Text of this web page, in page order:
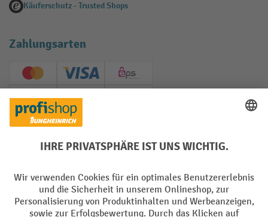
Käuferschutz - Trusted Shops
Zahlungsarten
Creditcard (Master)Creditcard (Visa)
EPS
PayPal
Soziale Netzwerke